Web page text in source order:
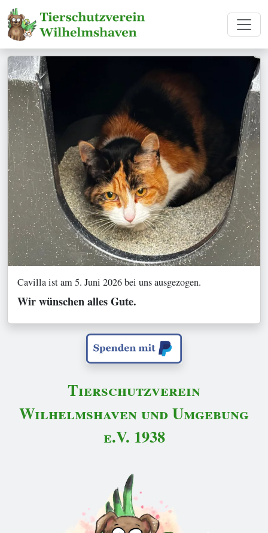
Cavilla ist am 5. Juni 2026 bei uns ausgezogen.
Wir wünschen alles Gute.
Tierschutzverein
Wilhelmshaven und Umgebung
e.V. 1938